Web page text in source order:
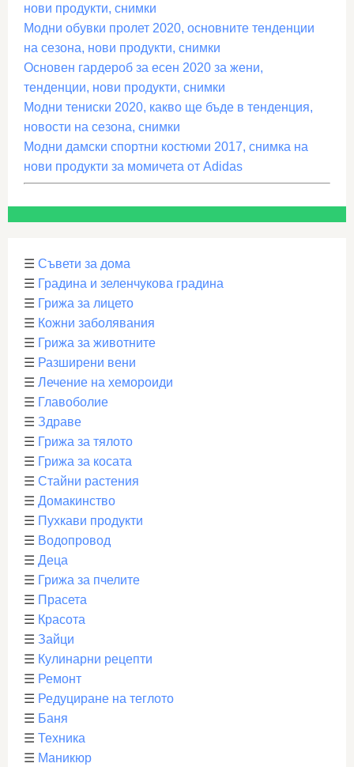
нови продукти, снимки
Модни обувки пролет 2020, основните тенденции
на сезона, нови продукти, снимки
Основен гардероб за есен 2020 за жени,
тенденции, нови продукти, снимки
Модни тениски 2020, какво ще бъде в тенденция,
новости на сезона, снимки
Модни дамски спортни костюми 2017, снимка на
нови продукти за момичета от Adidas
☰ Съвети за дома
☰ Градина и зеленчукова градина
☰ Грижа за лицето
☰ Кожни заболявания
☰ Грижа за животните
☰ Разширени вени
☰ Лечение на хемороиди
☰ Главоболие
☰ Здраве
☰ Грижа за тялото
☰ Грижа за косата
☰ Стайни растения
☰ Домакинство
☰ Пухкави продукти
☰ Водопровод
☰ Деца
☰ Грижа за пчелите
☰ Прасета
☰ Красота
☰ Зайци
☰ Кулинарни рецепти
☰ Ремонт
☰ Редуциране на теглото
☰ Баня
☰ Техника
☰ Маникюр